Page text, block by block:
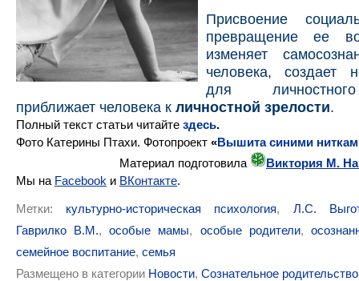
Присвоение
превращение ее
изменяет
человека, создает
для
приближает человека к личностной зрелости.
Полный текст статьи читайте здесь.
Фото Катерины Птахи. Фотопроект «Вышита синими
Материал подготовила
Виктория М.
Мы на Facebook и ВКонтакте.
Метки: культурно-историческая психология, Л.С.
Гаврилко В.М.,особые мамы, особые родители,
семейное воспитание, семья
Размещено в категории Новости, Сознательное родительство